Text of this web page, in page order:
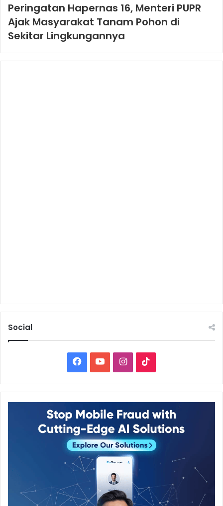
Peringatan Hapernas 16, Menteri PUPR
Ajak Masyarakat Tanam Pohon di
Sekitar Lingkungannya
Social
Facebook
YouTubeInstagram